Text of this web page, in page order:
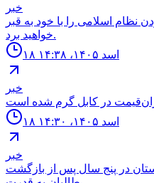
خبر
نظام اسلامی را با خود به قبر
خواهید برد.
۱۸ اسد ۱۴۰۵، ۱۴:۳۸
خبر
۱۸ اسد ۱۴۰۵، ۱۴:۳۰
خبر
در پنج سال پس از بازگشت